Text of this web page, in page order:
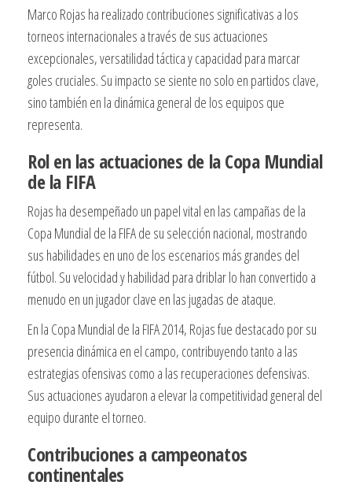
Marco Rojas ha realizado contribuciones significativas a los
torneos internacionales a través de sus actuaciones
excepcionales, versatilidad táctica y capacidad para marcar
goles cruciales. Su impacto se siente no solo en partidos clave,
sino también en la dinámica general de los equipos que
representa.
Rol en las actuaciones de la Copa Mundial
de la FIFA
Rojas ha desempeñado un papel vital en las campañas de la
Copa Mundial de la FIFA de su selección nacional, mostrando
sus habilidades en uno de los escenarios más grandes del
fútbol. Su velocidad y habilidad para driblar lo han convertido a
menudo en un jugador clave en las jugadas de ataque.
En la Copa Mundial de la FIFA 2014, Rojas fue destacado por su
presencia dinámica en el campo, contribuyendo tanto a las
estrategias ofensivas como a las recuperaciones defensivas.
Sus actuaciones ayudaron a elevar la competitividad general del
equipo durante el torneo.
Contribuciones a campeonatos
continentales